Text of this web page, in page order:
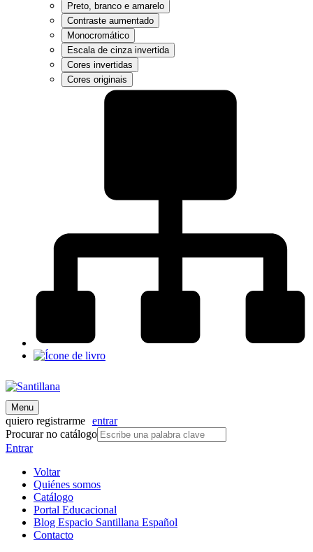
Preto, branco e amarelo
Contraste aumentado
Monocromático
Escala de cinza invertida
Cores invertidas
Cores originais
Menu
quiero registrarme entrar
Procurar no catálogo
Entrar
Voltar
Quiénes somos
Catálogo
Portal Educacional
Blog Espacio Santillana Español
Contacto